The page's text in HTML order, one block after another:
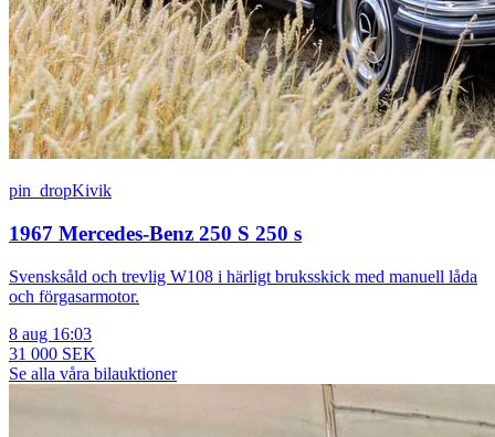
pin_dropKivik
1967 Mercedes-Benz 250 S 250 s
Svensksåld och trevlig W108 i härligt bruksskick med manuell låda
och förgasarmotor.
8 aug 16:03
31 000 SEK
Se alla våra bilauktioner